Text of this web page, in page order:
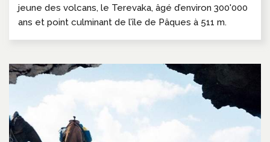
jeune des volcans, le Terevaka, âgé d’environ 300'000
ans et point culminant de l’île de Pâques à 511 m.